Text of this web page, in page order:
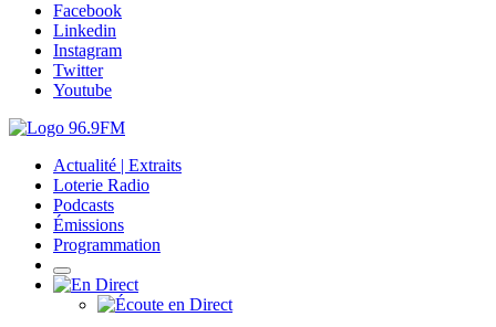
Facebook
Linkedin
Instagram
Twitter
Youtube
Actualité | Extraits
Loterie Radio
Podcasts
Émissions
Programmation